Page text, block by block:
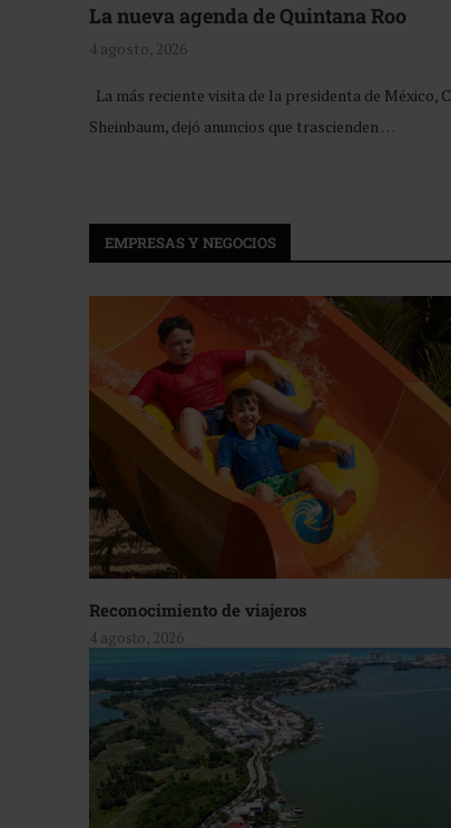
La nueva agenda de Quintana Roo
4 agosto, 2026
La más reciente visita de la presidenta de México,
Sheinbaum, dejó anuncios que trascienden …
EMPRESAS Y NEGOCIOS
Reconocimiento de viajeros
4 agosto, 2026